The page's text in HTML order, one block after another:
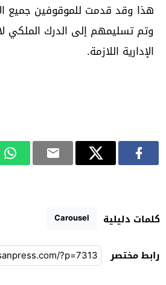
هذا وقد قدمت للموقوفين جميع
وتم تسليمهم إلى الدرك الملكي
الإدارية اللازمة.
كلمات دليلية Carousel
رابط مختصر